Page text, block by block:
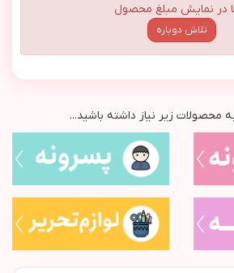
در نمایش مبلغ محصول
تلاش دوباره
زیر نیاز داشته باشید...